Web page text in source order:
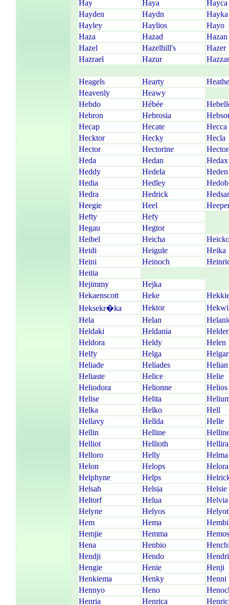
Hay Haya
Hayca
Hayden
Haydn
Hayka
Hayley
Haylios
Hayo
Haza
Hazad
Hazan
Hazel
Hazelhill's
Hazer
Hazrael
Hazur
Heagels Hearty
Heavenly
Heawy
Hebdo
Hébée
Hebron
Hebrosia
Hecap
Hecate
Hecca
Hecktor
Hecky
Hecla
Hector
Hectorine
Heda
Hedan
Hedax
Heddy
Hedela
Heden
Hedia
Hedley
Hedra
Hedrick
Heegie
Heel
Hefty
Hefy
Hegau
Hegtor
Heibel
Heicha
Heidi
Heigule
Heika
Heini
Heinoch
Heitia
Hejimmy
Hejka
Hekaenscott
Heke
Heksekr�ka
Hektor
Hela
Helan
Heldaki
Heldania
Helder
Heldora
Heldy
Helen
Helfy
Helga
Heliade
Heliades
Helian
Heliaste
Helice
Helie
Heliodora
Helionne
Helios
Helise
Helita
Helka
Helko
Hell
Hellavy
Hellda
Helle
Hellin
Helline
Helliot
Hellioth
Hellira
Helloro
Helly
Helma
Helon
Helops
Helora
Helphyne
Helps
Helsah
Helsia
Helsie
Heltorf
Helua
Helvia
Helyne
Helyos
Hem
Hema
Hemjie
Hemma
Hemos
Hena
Henbio
Hendji
Hendo
Hengie
Henie
Henji
Henkiema
Henky
Henni
Hennyo
Heno
Henria
Henrica